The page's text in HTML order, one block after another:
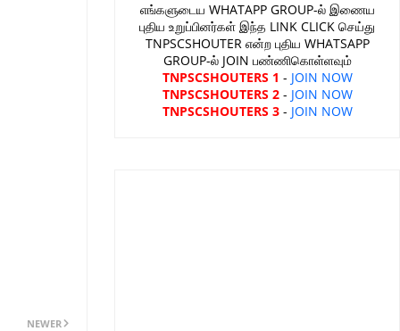
NEWER
எங்களுடைய WHATAPP GROUP-ல் இணைய
புதிய உறுப்பினர்கள் இந்த LINK CLICK செய்து
TNPSCSHOUTER என்ற புதிய WHATSAPP
GROUP-ல் JOIN பண்ணிகொள்ளவும்
TNPSCSHOUTERS 1 - JOIN NOW
TNPSCSHOUTERS 2- JOIN NOW
TNPSCSHOUTERS 3- JOIN NOW